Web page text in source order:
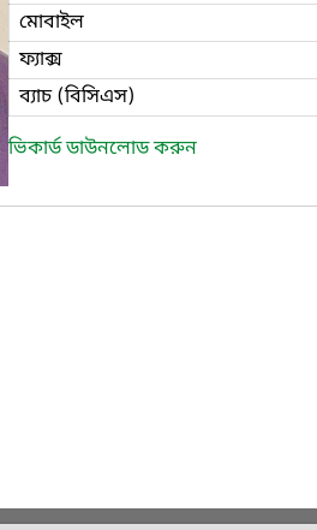
মোবাইল
ফ্যাক্স
ব্যাচ (বিসিএস)
ভিকার্ড ডাউনলোড করুন